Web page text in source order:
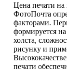
Цена печати на
ФотоПочта
факторами.
формируется
холста,
рисунку и
печати